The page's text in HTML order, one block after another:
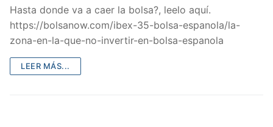
Hasta donde va a caer la bolsa?, leelo aquí.
https://bolsanow.com/ibex-35-bolsa-espanola/la-
zona-en-la-que-no-invertir-en-bolsa-espanola
LEER MÁS...